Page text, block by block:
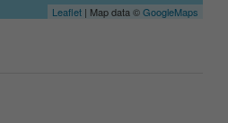
Leaflet| Map data ©GoogleMaps